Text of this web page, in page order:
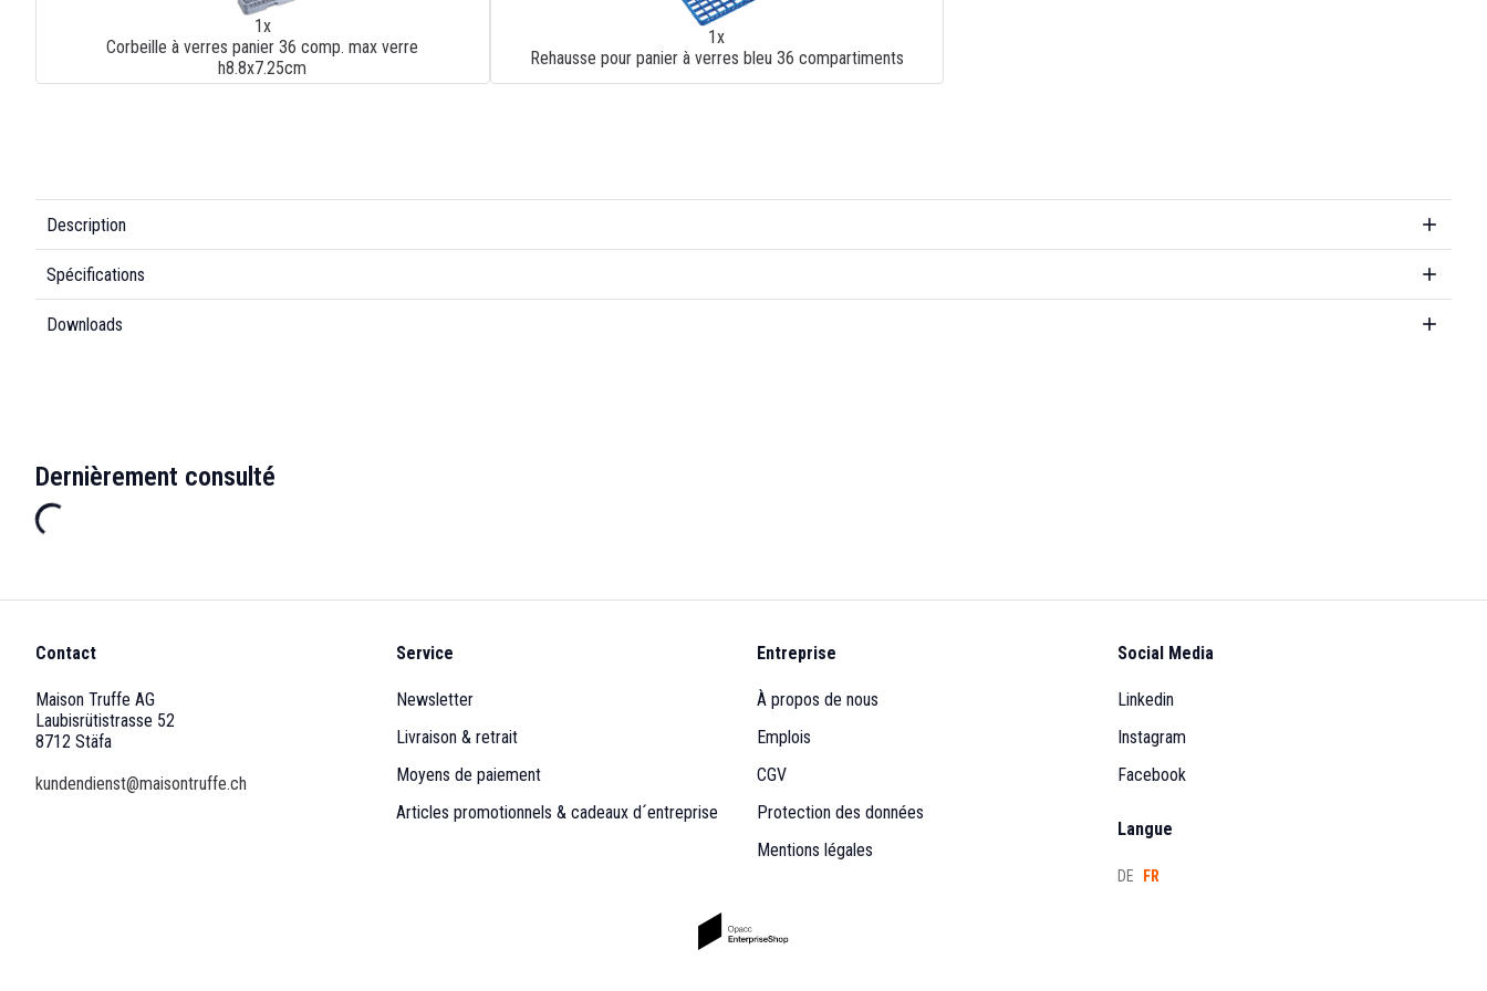
1x
Corbeille à verres panier 36 comp. max verre
h8.8x7.25cm
1x
Rehausse pour panier à verres bleu 36 compartiments
Description
Spécifications
Downloads
Dernièrement consulté
Contact
Maison Truffe AG
Laubisrütistrasse 52
8712 Stäfa
kundendienst@maisontruffe.ch
Service
Newsletter
Livraison & retrait
Moyens de paiement
Articles promotionnels & cadeaux d´entreprise
Entreprise
À propos de nous
Emplois
CGV
Protection des données
Mentions légales
Social Media
Linkedin
Instagram
Facebook
Langue
DE FR